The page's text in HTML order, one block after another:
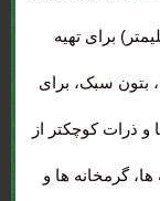
(دانه ها و ذرات کوچکتر از ۴۰ میلیمتر) برای تهیه
بتون سبک، برای
ذرات کوچکتر از
ها، گرمخانه ها و